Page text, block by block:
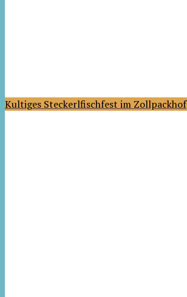
Kultiges Steckerlfischfest im Zollpackhof